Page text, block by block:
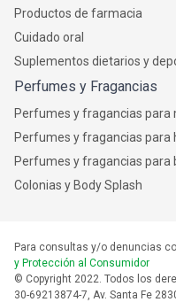
Productos de farmacia
Cuidado oral
Suplementos dietarios y
Perfumes y Fragancias
Perfumes y fragancias para
Perfumes y fragancias para
Perfumes y fragancias para
Colonias y Body Splash
Para consultas y/o denuncias
y Protección al Consumidor
© Copyright 2022. Todos los
30-69213874-7, Av. Santa Fe